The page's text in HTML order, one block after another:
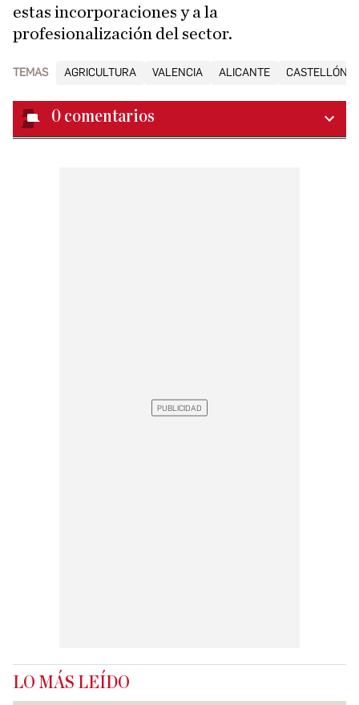
estas incorporaciones y a la
profesionalización del sector.
TEMAS AGRICULTURA VALENCIA ALICANTE CASTELLÓN
0 comentarios
LO MÁS LEÍDO